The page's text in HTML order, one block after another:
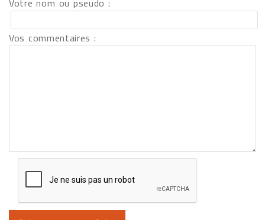
Votre nom ou pseudo :
Vos commentaires :